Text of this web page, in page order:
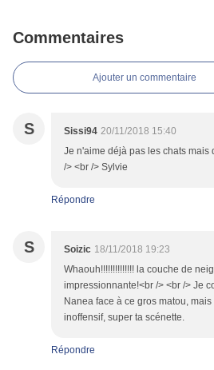
Commentaires
Ajouter un commentaire
S Sissi94 20/11/2018 15:40
Je n'aime déjà pas les chats mais
/> <br /> Sylvie
Répondre
S Soizic 18/11/2018 19:23
Whaouh!!!!!!!!!!!!!! la couche de
impressionnante!<br /> <br /> Je
Nanea face à ce gros matou,
inoffensif, super ta scénette.
Répondre